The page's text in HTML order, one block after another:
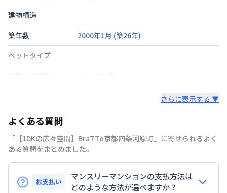
建物構造
築年数
2000年1月 (築26年)
ベットタイプ
部屋の向き
禁煙・喫煙
交通
京阪電気鉄道京阪線三条駅徒歩11分
さらに表示する ▼
よくある質問
「【1DKの広々空間】BraTTo京都四条河原町」に寄せられるよく
ある質問をまとめました。
お支払い
マンスリーマンションの支払方法は
どのような方法が選べますか？